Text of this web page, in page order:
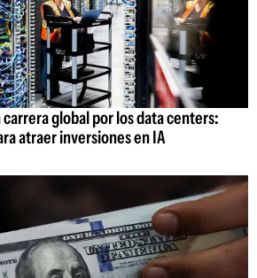
global por los data centers:
atraer inversiones en IA